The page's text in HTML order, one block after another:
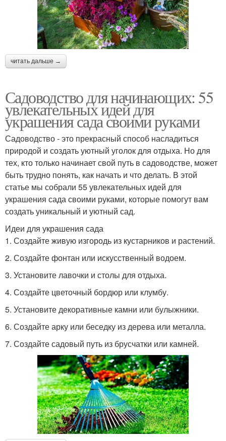
читать дальше →
Садоводство для начинающих: 55
увлекательных идей для
украшения сада своими руками
Садоводство - это прекрасный способ насладиться
природой и создать уютный уголок для отдыха. Но для
тех, кто только начинает свой путь в садоводстве, может
быть трудно понять, как начать и что делать. В этой
статье мы собрали 55 увлекательных идей для
украшения сада своими руками, которые помогут вам
создать уникальный и уютный сад.
Идеи для украшения сада
1. Создайте живую изгородь из кустарников и растений.
2. Создайте фонтан или искусственный водоем.
3. Установите лавочки и столы для отдыха.
4. Создайте цветочный бордюр или клумбу.
5. Установите декоративные камни или булыжники.
6. Создайте арку или беседку из дерева или металла.
7. Создайте садовый путь из брусчатки или камней.